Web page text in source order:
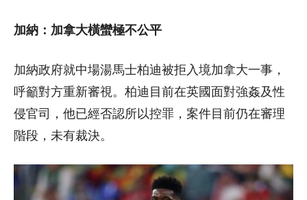
加納：加拿大橫蠻極不公平
加納政府就中場湯馬士柏迪被拒入境加拿大一事，
呼籲對方重新審視。柏迪目前在英國面對強姦及性
侵官司，他已經否認所以控罪，案件目前仍在審理
階段，未有裁決。